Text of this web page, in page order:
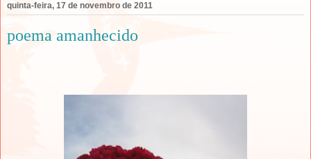
quinta-feira, 17 de novembro de 2011
poema amanhecido